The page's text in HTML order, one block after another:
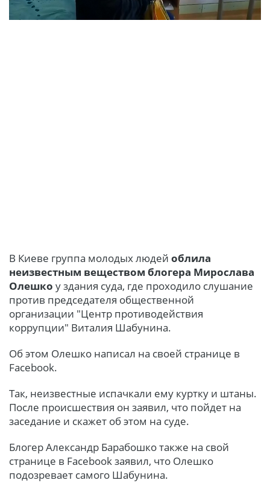
В Киеве группа молодых людей облила
неизвестным веществом блогера Мирослава
Олешко у здания суда, где проходило слушание
против председателя общественной
организации "Центр противодействия
коррупции" Виталия Шабунина.
Об этом Олешко написал на своей странице в
Facebook.
Так, неизвестные испачкали ему куртку и штаны.
После происшествия он заявил, что пойдет на
заседание и скажет об этом на суде.
Блогер Александр Барабошко также на свой
странице в Facebook заявил, что Олешко
подозревает самого Шабунина.